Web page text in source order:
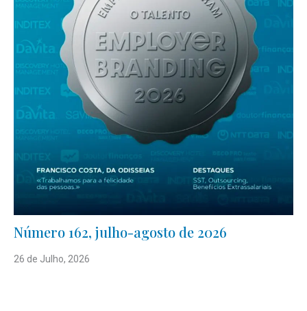
Número 162, julho-agosto de 2026
26 de Julho, 2026